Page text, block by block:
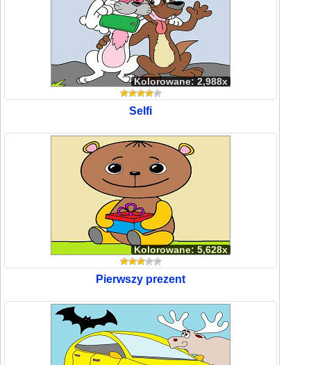
Kolorowane: 2,988x
Selfi
Kolorowane: 5,628x
Pierwszy prezent